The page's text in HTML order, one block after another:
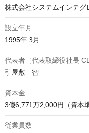
株式会社システムインテグ
設立年月
1995年 3月
代表者（代表取締役社長
引屋敷　智
資本金
3億6,771万2,000円（資本
従業員数